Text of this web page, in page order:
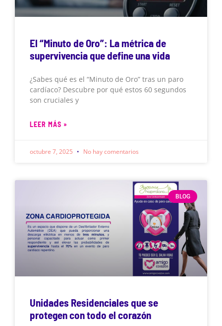
El “Minuto de Oro”: La métrica de
supervivencia que define una vida
¿Sabes qué es el “Minuto de Oro” tras un paro
cardíaco? Descubre por qué estos 60 segundos
son cruciales y
LEER MÁS »
octubre 7, 2025 No hay comentarios
BLOG
Unidades Residenciales que se
protegen con todo el corazón